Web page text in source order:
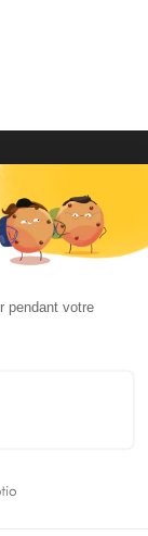
pendant votre